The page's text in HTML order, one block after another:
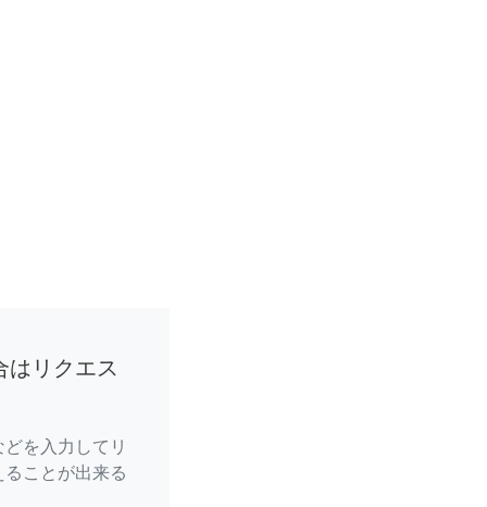
はリクエス
を入力してリ
ことが出来る